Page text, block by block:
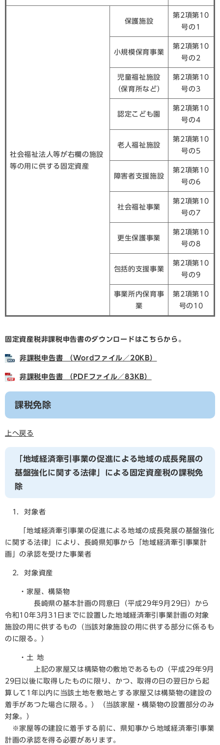
社会福祉法人等が右欄の施設
等の用に供する固定資産
保護施設
第2項第10
号の1
小規模保育事業
第2項第10
号の2
児童福祉施設
（保育所など）
第2項第10
号の3
認定こども園
第2項第10
号の4
老人福祉施設
第2項第10
号の5
障害者支援施設
第2項第10
号の6
社会福祉事業
第2項第10
号の7
更生保護事業
第2項第10
号の8
包括的支援事業
第2項第10
号の9
事業所内保育事
業
第2項第10
号の10
固定資産税非課税申告書のダウンロードはこちらから。
非課税申告書 （Wordファイル／20KB）
非課税申告書 （PDFファイル／83KB）
課税免除
上へ戻る
「地域経済牽引事業の促進による地域の成長発展の
基盤強化に関する法律」による固定資産税の課税免
除
1．対象者
「地域経済牽引事業の促進による地域の成長発展の基盤強化
に関する法律」により、長崎県知事から「地域経済牽引事業計
画」の承認を受けた事業者
2．対象資産
・家屋、構築物
長崎県の基本計画の同意日（平成29年9月29日）から
令和10年3月31日までに設置した地域経済牽引事業計画の対象
施設の用に供するもの（当該対象施設の用に供する部分に係るも
のに限る。）
・土 地
上記の家屋又は構築物の敷地であるもの（平成29年9月
29日以後に取得したものに限り、かつ、取得の日の翌日から起
算して1年以内に当該土地を敷地とする家屋又は構築物の建設の
着手があつた場合に限る。）（当該家屋・構築物の設置部分のみ
対象。）
※家屋等の建設に着手する前に、県知事から地域経済牽引事業
計画の承認を得る必要があります。